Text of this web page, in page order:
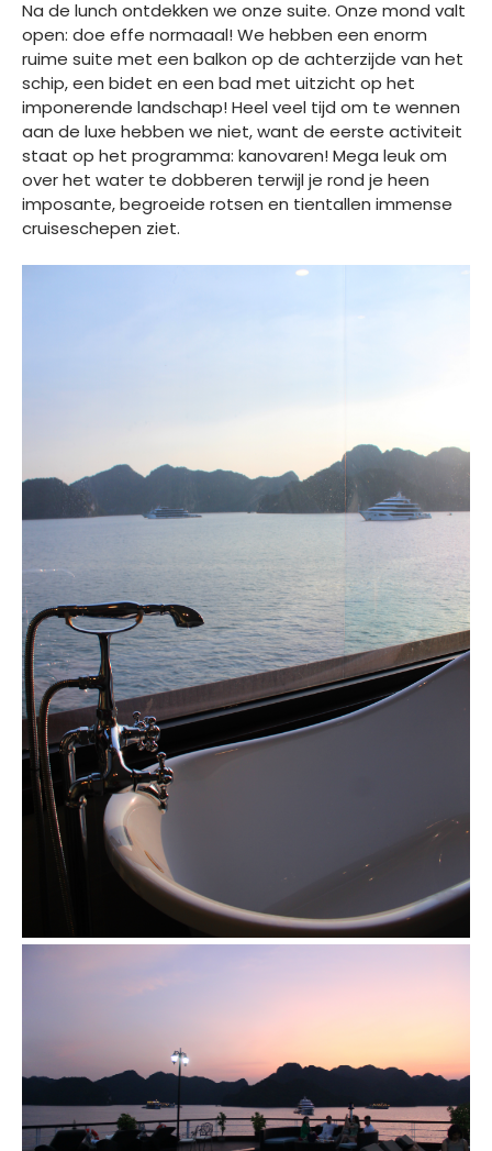
Na de lunch ontdekken we onze suite. Onze mond valt
open: doe effe normaaal! We hebben een enorm
ruime suite met een balkon op de achterzijde van het
schip, een bidet en een bad met uitzicht op het
imponerende landschap! Heel veel tijd om te wennen
aan de luxe hebben we niet, want de eerste activiteit
staat op het programma: kanovaren! Mega leuk om
over het water te dobberen terwijl je rond je heen
imposante, begroeide rotsen en tientallen immense
cruiseschepen ziet.